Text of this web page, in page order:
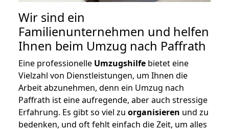
Wir sind ein
Familienunternehmen und helfen
Ihnen beim Umzug nach Paffrath
Eine professionelle Umzugshilfe bietet eine
Vielzahl von Dienstleistungen, um Ihnen die
Arbeit abzunehmen, denn ein Umzug nach
Paffrath ist eine aufregende, aber auch stressige
Erfahrung. Es gibt so viel zu organisieren und zu
bedenken, und oft fehlt einfach die Zeit, um alles